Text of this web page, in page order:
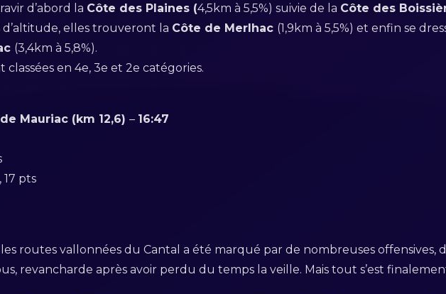
d’abord la Côte des Plaines (4,5km à 5,5%) suivie de la Côte des
elles trouveront la Côte de Merlhac (1,9km à 5,5%) et enfin se
(3,4km à 5,8%).
en 4e, 3e et 2e catégories.
Mauriac (km 12,6)– 16:47
17 pts
routes vallonnées du Cantal a été marqué par de nombreuses offensives,
revancharde après avoir perdu du temps la veille. Mais tout s’est